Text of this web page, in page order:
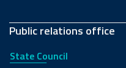
Public relations office
State Council